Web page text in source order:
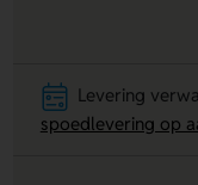
Levering
spoedlevering op